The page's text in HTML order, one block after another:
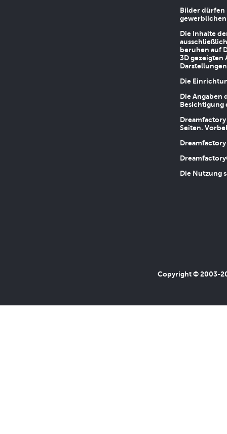
Bilder dürfen
Die Inhalte
beruhen auf
3D gezeigten
Die
Die
Besichtigung
Seiten.
Die Nutzung
Copyright © 2003-